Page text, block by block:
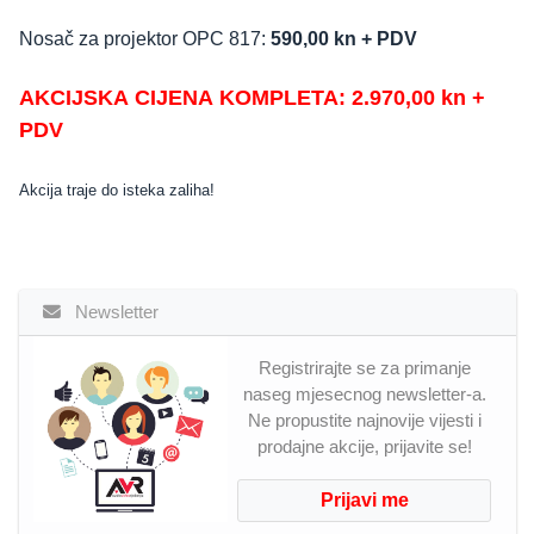
Nosač za projektor OPC 817: 590,00 kn + PDV
AKCIJSKA CIJENA KOMPLETA: 2.970,00 kn +
PDV
Akcija traje do isteka zaliha!
Newsletter
Registrirajte se za primanje
naseg mjesecnog newsletter-a.
Ne propustite najnovije vijesti i
prodajne akcije, prijavite se!
Prijavi me